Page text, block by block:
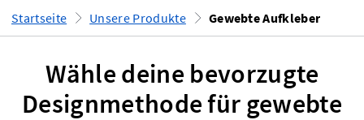
Startseite Unsere Produkte Gewebte Aufkleber
Wähle deine bevorzugte
Designmethode für gewebte